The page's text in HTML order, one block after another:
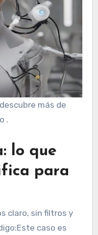
más de
.
lo que
para
claro, sin filtros y
caso es